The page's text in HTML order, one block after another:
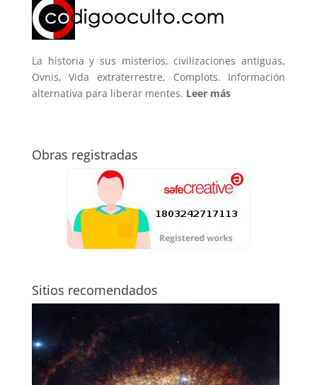
La historia y sus misterios, civilizaciones antiguas,
Ovnis, Vida extraterrestre, Complots. Información
alternativa para liberar mentes. Leer más
Obras registradas
Sitios recomendados